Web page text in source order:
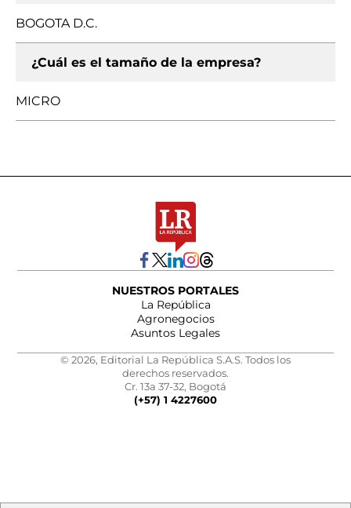
BOGOTA D.C.
¿Cuál es el tamaño de la empresa?
MICRO
NUESTROS PORTALES
La República
Agronegocios
Asuntos Legales
© 2026, Editorial La República S.A.S. Todos los
derechos reservados.
Cr. 13a 37-32, Bogotá
(+57) 1 4227600